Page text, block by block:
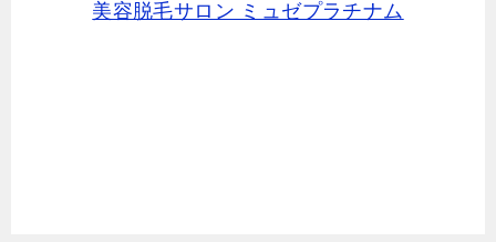
美容脱毛サロン ミュゼプラチナム